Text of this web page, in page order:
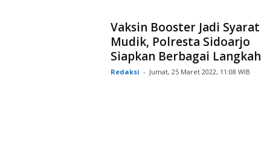
Vaksin Booster Jadi Syarat
Mudik, Polresta Sidoarjo
Siapkan Berbagai Langkah
Redaksi - Jumat, 25 Maret 2022, 11:08 WIB